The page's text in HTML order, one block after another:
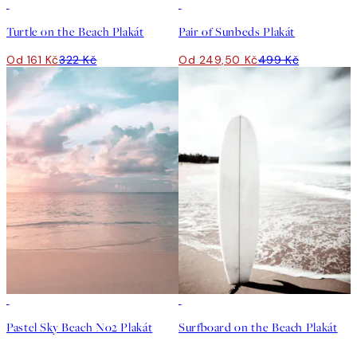
Turtle on the Beach Plakát
Od 161 Kč322 Kč
Pair of Sunbeds Plakát
Od 249,50 Kč499 Kč
Pastel Sky Beach No2 Plakát Surfboard on the Beach Plakát